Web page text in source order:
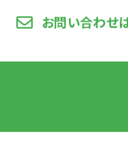
お問い合わせ